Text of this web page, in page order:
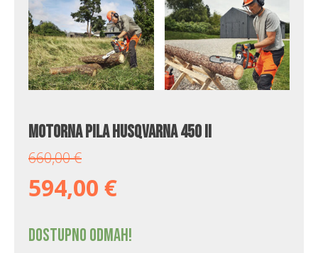
Motorna pila Husqvarna 450 II
660,00€
594,00 €
Dostupno odmah!